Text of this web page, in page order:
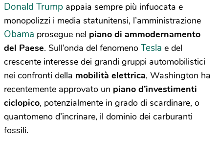
Donald Trump appaia sempre più infuocata e
monopolizzi i media statunitensi, l’amministrazione
Obama prosegue nel piano di ammodernamento
del Paese. Sull’onda del fenomeno Tesla e del
crescente interesse dei grandi gruppi automobilistici
nei confronti della mobilità elettrica, Washington ha
recentemente approvato un piano d’investimenti
ciclopico, potenzialmente in grado di scardinare, o
quantomeno d’incrinare, il dominio dei carburanti
fossili.